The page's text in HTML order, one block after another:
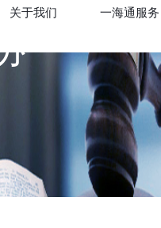
关于我们 一海通服务